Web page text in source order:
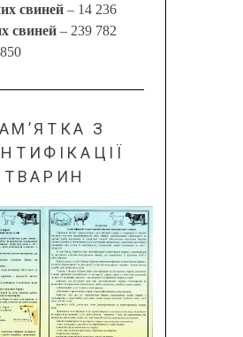
свиней– 14 236
свиней– 239 782
З
ТВАРИН